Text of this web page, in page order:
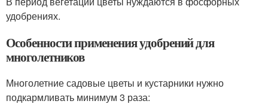
удобрениях.
Особенности применения удобрений для
многолетников
Многолетние садовые цветы и кустарники нужно
подкармливать минимум 3 раза: